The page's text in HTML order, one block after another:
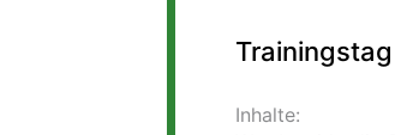
Inhalte: